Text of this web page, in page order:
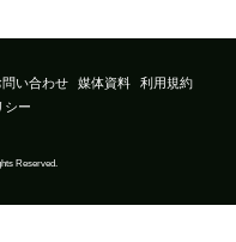
問い合わせ 媒体資料
利用規約
シー
Reserved.